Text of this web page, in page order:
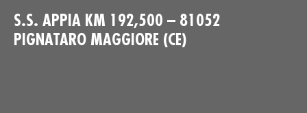
S.S. APPIA KM 192,500 – 81052
PIGNATARO MAGGIORE (CE)